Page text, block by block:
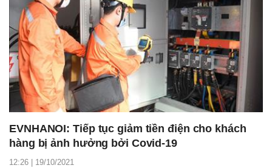
EVNHANOI: Tiếp tục giảm tiền điện cho khách
hàng bị ảnh hưởng bởi Covid-19
12:26 | 19/10/2021